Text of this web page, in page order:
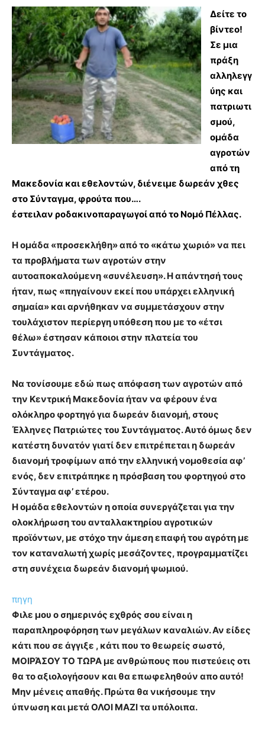
Δείτε το
βίντεο!
Σε μια
πράξη
αλληλεγγ
ύης και
πατριωτι
σμού,
ομάδα
αγροτών
από τη
Μακεδονία και εθελοντών, διένειμε δωρεάν χθες
στο Σύνταγμα, φρούτα που….
έστειλαν ροδακινοπαραγωγοί από το Νομό Πέλλας.
Η ομάδα «προσεκλήθη» από το «κάτω χωριό» να πει
τα προβλήματα των αγροτών στην
αυτοαποκαλούμενη «συνέλευση». Η απάντησή τους
ήταν, πως «πηγαίνουν εκεί που υπάρχει ελληνική
σημαία» και αρνήθηκαν να συμμετάσχουν στην
τουλάχιστον περίεργη υπόθεση που με το «έτσι
θέλω» έστησαν κάποιοι στην πλατεία του
Συντάγματος.
Να τονίσουμε εδώ πως απόφαση των αγροτών από
την Κεντρική Μακεδονία ήταν να φέρουν ένα
ολόκληρο φορτηγό για δωρεάν διανομή, στους
Έλληνες Πατριώτες του Συντάγματος. Αυτό όμως δεν
κατέστη δυνατόν γιατί δεν επιτρέπεται η δωρεάν
διανομή τροφίμων από την ελληνική νομοθεσία αφ’
ενός, δεν επιτράπηκε η πρόσβαση του φορτηγού στο
Σύνταγμα αφ’ ετέρου.
Η ομάδα εθελοντών η οποία συνεργάζεται για την
ολοκλήρωση του ανταλλακτηρίου αγροτικών
προϊόντων, με στόχο την άμεση επαφή του αγρότη με
τον καταναλωτή χωρίς μεσάζοντες, προγραμματίζει
στη συνέχεια δωρεάν διανομή ψωμιού.
πηγη
Φιλε μου ο σημερινός εχθρός σου είναι η
παραπληροφόρηση των μεγάλων καναλιών. Αν είδες
κάτι που σε άγγιξε , κάτι που το θεωρείς σωστό,
ΜΟΙΡΆΣΟΥ ΤΟ ΤΩΡΑ με ανθρώπους που πιστεύεις οτι
θα το αξιολογήσουν και θα επωφεληθούν απο αυτό!
Μην μένεις απαθής. Πρώτα θα νικήσουμε την
ύπνωση και μετά ΟΛΟΙ ΜΑΖΙ τα υπόλοιπα.